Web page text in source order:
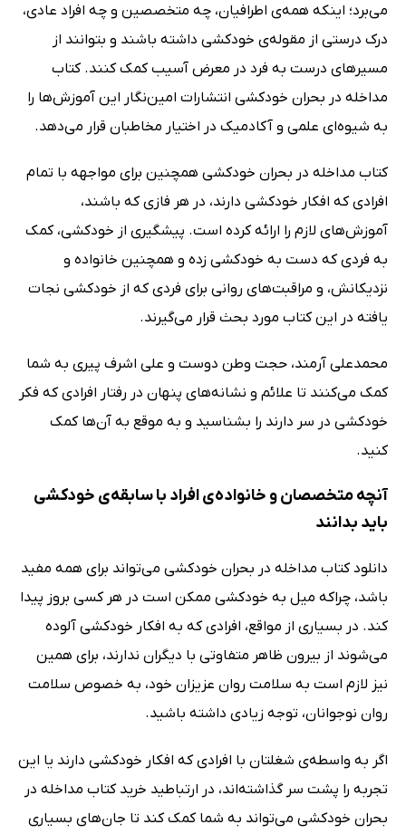
می‌برد؛ اینکه همه‌ی اطرافیان، چه متخصصین و چه افراد عادی،
درک درستی از مقوله‌ی خودکشی داشته باشند و بتوانند از
مسیرهای درست به فرد در معرض آسیب کمک کنند. کتاب
مداخله در بحران خودکشی انتشارات امین‌نگار این آموزش‌ها را
به شیوه‌ای علمی و آکادمیک در اختیار مخاطبان قرار می‌دهد.
کتاب مداخله در بحران خودکشی همچنین برای مواجهه با تمام
افرادی که افکار خودکشی دارند، در هر فازی که باشند،
آموزش‌های لازم را ارائه کرده است‌. پیشگیری از خودکشی، کمک
به فردی که دست به خودکشی زده و همچنین خانواده و
نزدیکانش، و مراقبت‌های روانی برای فردی که از خودکشی نجات
یافته در این کتاب مورد بحث قرار می‌گیرند.
محمدعلی آرمند، حجت وطن دوست و علی اشرف پیری به شما
کمک می‌کنند تا علائم و نشانه‌های پنهان در رفتار افرادی که فکر
خودکشی در سر دارند را بشناسید و به موقع به آن‌ها کمک
کنید.
آنچه متخصصان و خانواده‌ی افراد با سابقه‌ی خودکشی
باید بدانند
دانلود کتاب مداخله در بحران خودکشی می‌تواند برای همه مفید
باشد، چراکه میل به خودکشی ممکن است در هر کسی بروز پیدا
کند. در بسیاری از مواقع، افرادی که به افکار خودکشی آلوده
می‌شوند از بیرون ظاهر متفاوتی با دیگران ندارند، برای همین
نیز لازم است به سلامت روان عزیزان خود، به خصوص سلامت
روان نوجوانان، توجه زیادی داشته باشید.
اگر به واسطه‌ی شغلتان با افرادی که افکار خودکشی دارند یا این
تجربه را پشت سر گذاشته‌اند، در ارتباطید خرید کتاب مداخله در
بحران خودکشی می‌تواند به شما کمک کند تا جان‌های بسیاری